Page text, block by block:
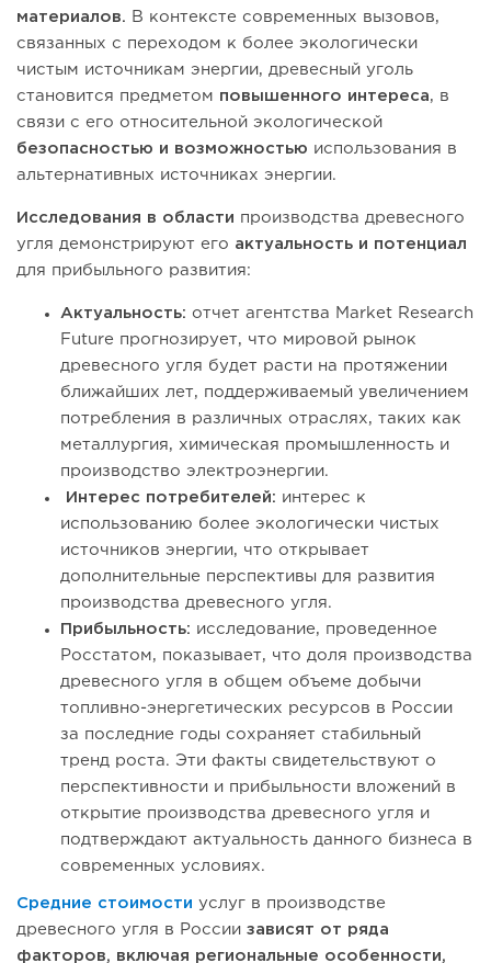
материалов. В контексте современных вызовов,
связанных с переходом к более экологически
чистым источникам энергии, древесный уголь
становится предметом повышенного интереса, в
связи с его относительной экологической
безопасностью и возможностью использования в
альтернативных источниках энергии.
Исследования в области производства древесного
угля демонстрируют его актуальность и потенциал
для прибыльного развития:
Актуальность: отчет агентства Market Research
Future прогнозирует, что мировой рынок
древесного угля будет расти на протяжении
ближайших лет, поддерживаемый увеличением
потребления в различных отраслях, таких как
металлургия, химическая промышленность и
производство электроэнергии.
Интерес потребителей: интерес к
использованию более экологически чистых
источников энергии, что открывает
дополнительные перспективы для развития
производства древесного угля.
Прибыльность: исследование, проведенное
Росстатом, показывает, что доля производства
древесного угля в общем объеме добычи
топливно-энергетических ресурсов в России
за последние годы сохраняет стабильный
тренд роста. Эти факты свидетельствуют о
перспективности и прибыльности вложений в
открытие производства древесного угля и
подтверждают актуальность данного бизнеса в
современных условиях.
Средние стоимости услуг в производстве
древесного угля в России зависят от ряда
факторов, включая региональные особенности,